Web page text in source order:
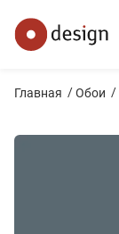
Главная Обои